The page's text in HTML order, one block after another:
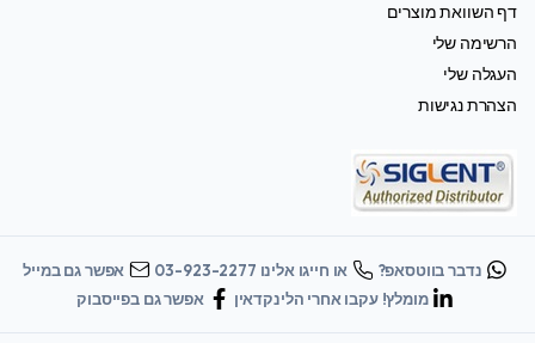
דף השוואת מוצרים
הרשימה שלי
העגלה שלי
הצהרת נגישות
נדבר בווטסאפ? או חייגו אלינו 03-923-2277
אפשר גם במייל
מומלץ! עקבו אחרי הלינקדאין
אפשר גם בפייסבוק